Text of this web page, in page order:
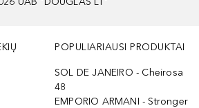
POPULIARIAUSI PRODUKTAI
SOL DE JANEIRO - Cheirosa
48
EMPORIO ARMANI - Stronger